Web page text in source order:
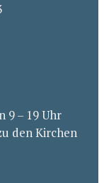
9 – 19 Uhr
den Kirchen